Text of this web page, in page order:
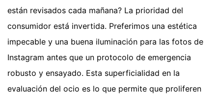
están revisados cada mañana? La prioridad del
consumidor está invertida. Preferimos una estética
impecable y una buena iluminación para las fotos de
Instagram antes que un protocolo de emergencia
robusto y ensayado. Esta superficialidad en la
evaluación del ocio es lo que permite que proliferen